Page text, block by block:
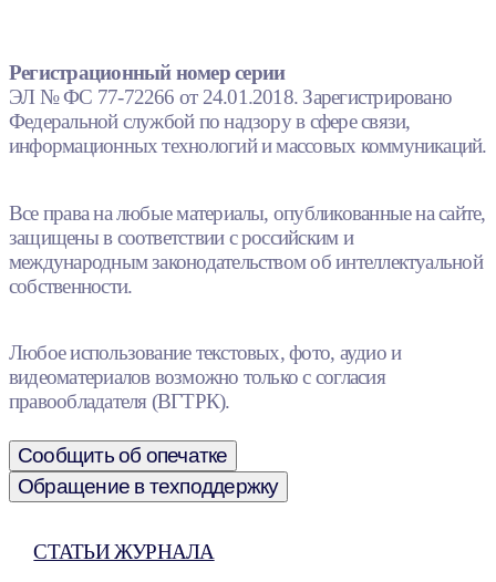
Регистрационный номер серии
ЭЛ № ФС 77-72266 от 24.01.2018. Зарегистрировано
Федеральной службой по надзору в сфере связи,
информационных технологий и массовых коммуникаций.
Все права на любые материалы, опубликованные на сайте,
защищены в соответствии с российским и
международным законодательством об интеллектуальной
собственности.
Любое использование текстовых, фото, аудио и
видеоматериалов возможно только с согласия
правообладателя (ВГТРК).
Сообщить об опечатке
Обращение в техподдержку
СТАТЬИ ЖУРНАЛА